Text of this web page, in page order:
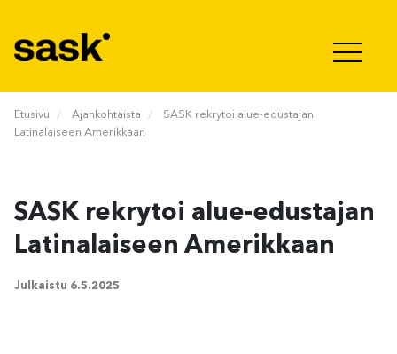
Etusivu Ajankohtaista
SASK rekrytoi alue-edustajan
Latinalaiseen Amerikkaan
SASK rekrytoi alue-edustajan
Latinalaiseen Amerikkaan
Julkaistu 6.5.2025